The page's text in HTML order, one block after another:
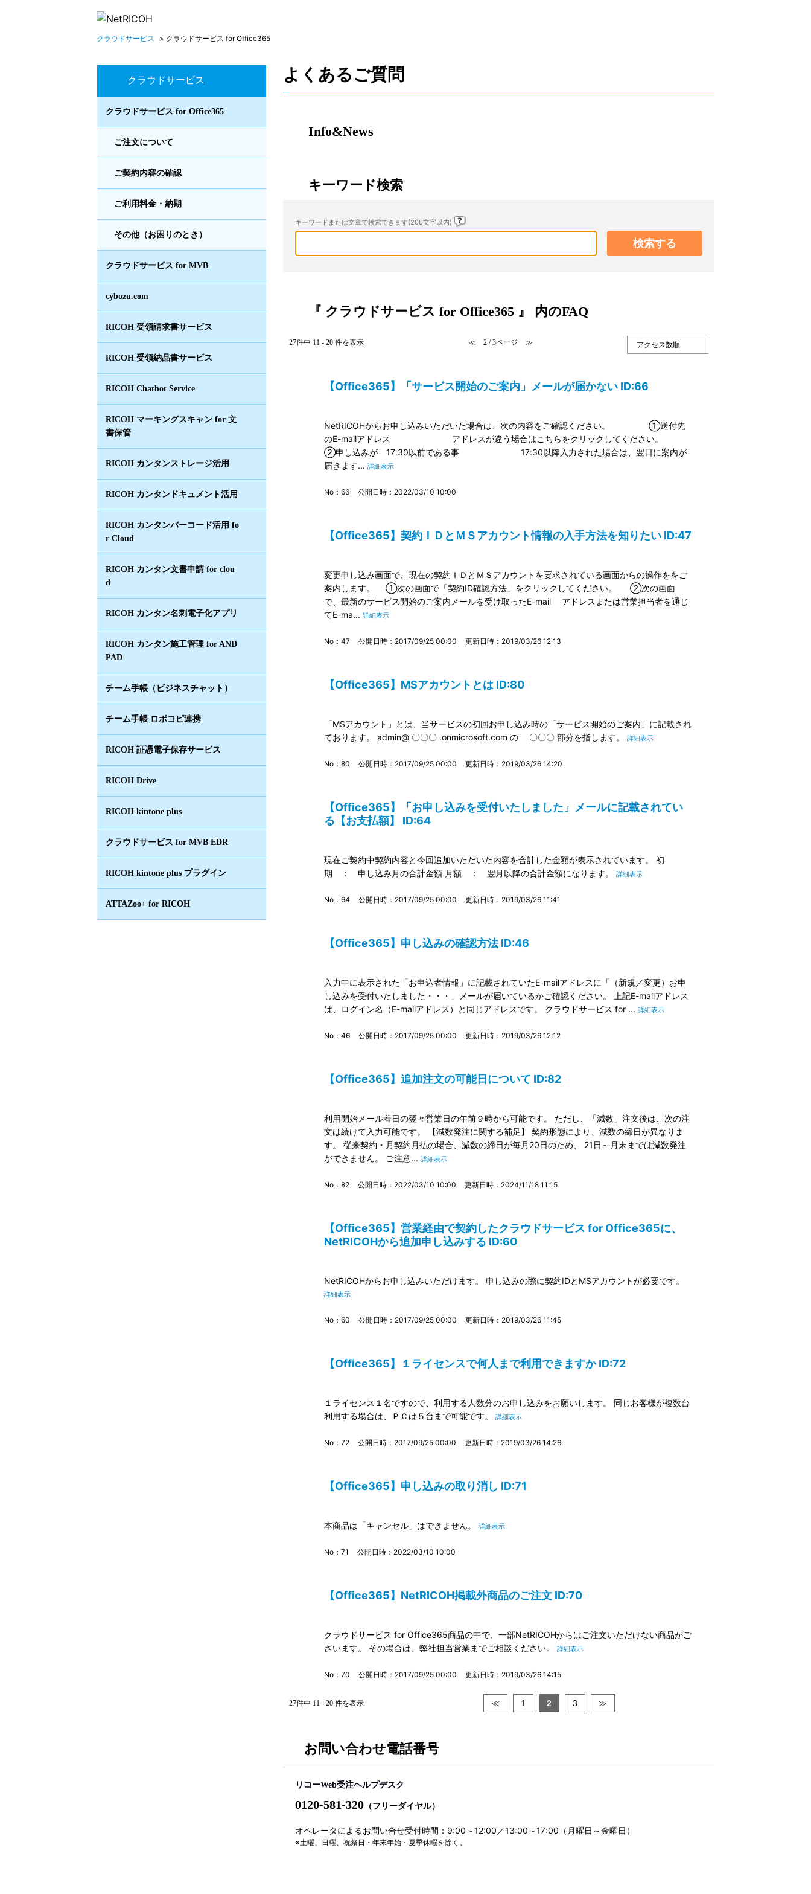
クラウドサービス > クラウドサービス for Office365
クラウドサービス
クラウドサービス for Office365
ご注文について
ご契約内容の確認
ご利用料金・納期
その他（お困りのとき）
クラウドサービス for MVB
cybozu.com
RICOH 受領請求書サービス
RICOH 受領納品書サービス
RICOH Chatbot Service
RICOH マーキングスキャン for 文
書保管
RICOH カンタンストレージ活用
RICOH カンタンドキュメント活用
RICOH カンタンバーコード活用 fo
r Cloud
RICOH カンタン文書申請 for clou
d
RICOH カンタン名刺電子化アプリ
RICOH カンタン施工管理 for AND
PAD
チーム手帳（ビジネスチャット）
チーム手帳 ロボコピ連携
RICOH 証憑電子保存サービス
RICOH Drive
RICOH kintone plus
クラウドサービス for MVB EDR
RICOH kintone plus プラグイン
ATTAZoo+ for RICOH
よくあるご質問
Info&News
キーワード検索
キーワードまたは文章で検索できます(200文字以内)
『 クラウドサービス for Office365 』 内のFAQ
27件中 11 - 20 件を表示 ≪ 2 / 3ページ ≫
【Office365】「サービス開始のご案内」メールが届かない ID:66
NetRICOHからお申し込みいただいた場合は、次の内容をご確認ください。 ①送付先
のE-mailアドレス アドレスが違う場合はこちらをクリックしてください。
②申し込みが 17:30以前である事 17:30以降入力された場合は、翌日に案内が
届きます... 詳細表示
No：66 公開日時：2022/03/10 10:00
【Office365】契約ＩＤとＭＳアカウント情報の入手方法を知りたい ID:47
変更申し込み画面で、現在の契約ＩＤとＭＳアカウントを要求されている画面からの操作ををご
案内します。 ①次の画面で「契約ID確認方法」をクリックしてください。 ②次の画面
で、最新のサービス開始のご案内メールを受け取ったE-mail アドレスまたは営業担当者を通じ
てE-ma... 詳細表示
No：47 公開日時：2017/09/25 00:00 更新日時：2019/03/26 12:13
【Office365】MSアカウントとは ID:80
「MSアカウント」とは、当サービスの初回お申し込み時の「サービス開始のご案内」に記載され
ております。 admin@ 〇〇〇 .onmicrosoft.com の 〇〇〇 部分を指します。
詳細表示
No：80 公開日時：2017/09/25 00:00 更新日時：2019/03/26 14:20
【Office365】「お申し込みを受付いたしました」メールに記載されてい
る【お支払額】 ID:64
現在ご契約中契約内容と今回追加いただいた内容を合計した金額が表示されています。 初
期 ： 申し込み月の合計金額 月額 ： 翌月以降の合計金額になります。
詳細表示
No：64 公開日時：2017/09/25 00:00 更新日時：2019/03/26 11:41
【Office365】申し込みの確認方法 ID:46
入力中に表示された「お申込者情報」に記載されていたE-mailアドレスに「（新規／変更）お申
し込みを受付いたしました・・・」メールが届いているかご確認ください。 上記E-mailアドレス
は、ログイン名（E-mailアドレス）と同じアドレスです。 クラウドサービス for ... 詳細表示
No：46 公開日時：2017/09/25 00:00 更新日時：2019/03/26 12:12
【Office365】追加注文の可能日について ID:82
利用開始メール着日の翌々営業日の午前９時から可能です。 ただし、「減数」注文後は、次の注
文は続けて入力可能です。 【減数発注に関する補足】 契約形態により、減数の締日が異なりま
す。 従来契約・月契約月払の場合、減数の締日が毎月20日のため、 21日～月末までは減数発注
ができません。 ご注意... 詳細表示
No：82 公開日時：2022/03/10 10:00 更新日時：2024/11/18 11:15
【Office365】営業経由で契約したクラウドサービス for Office365に、
NetRICOHから追加申し込みする ID:60
NetRICOHからお申し込みいただけます。 申し込みの際に契約IDとMSアカウントが必要です。
詳細表示
No：60 公開日時：2017/09/25 00:00 更新日時：2019/03/26 11:45
【Office365】１ライセンスで何人まで利用できますか ID:72
１ライセンス１名ですので、利用する人数分のお申し込みをお願いします。 同じお客様が複数台
利用する場合は、ＰＣは５台まで可能です。
詳細表示
No：72 公開日時：2017/09/25 00:00 更新日時：2019/03/26 14:26
【Office365】申し込みの取り消し ID:71
本商品は「キャンセル」はできません。 詳細表示
No：71 公開日時：2022/03/10 10:00
【Office365】NetRICOH掲載外商品のご注文 ID:70
クラウドサービス for Office365商品の中で、一部NetRICOHからはご注文いただけない商品がご
ざいます。 その場合は、弊社担当営業までご相談ください。
詳細表示
No：70 公開日時：2017/09/25 00:00 更新日時：2019/03/26 14:15
27件中 11 - 20 件を表示 ≪ 1 2 3 ≫
お問い合わせ電話番号
リコーWeb受注ヘルプデスク
0120-581-320 （フリーダイヤル）
オペレータによるお問い合せ受付時間：9:00～12:00／13:00～17:00（月曜日～金曜日）
※土曜、日曜、祝祭日・年末年始・夏季休暇を除く。